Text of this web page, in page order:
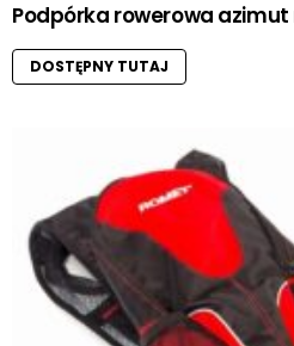
Podpórka rowerowa azimut
DOSTĘPNY TUTAJ